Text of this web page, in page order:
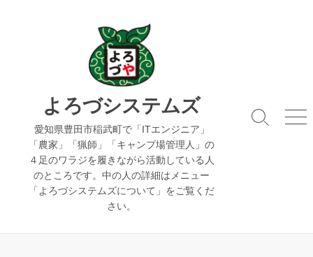
よろづシステムズ
愛知県豊田市稲武町で「ITエンジニア」
「農家」「猟師」「キャンプ場管理人」の
４足のワラジを履きながら活動している人
のところです。中の人の詳細はメニュー
「よろづシステムズについて」をご覧くだ
さい。
検
メ